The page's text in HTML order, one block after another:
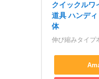
クイックルワ
道具 ハンデ
体
伸び縮みタイプ